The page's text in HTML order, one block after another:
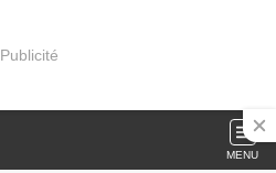
Publicité
MENU